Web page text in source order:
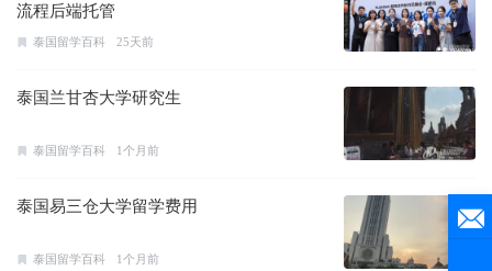
流程后端托管
泰国留学百科 25天前
泰国兰甘杏大学研究生
泰国留学百科 1个月前
泰国易三仓大学留学费用
泰国留学百科 1个月前